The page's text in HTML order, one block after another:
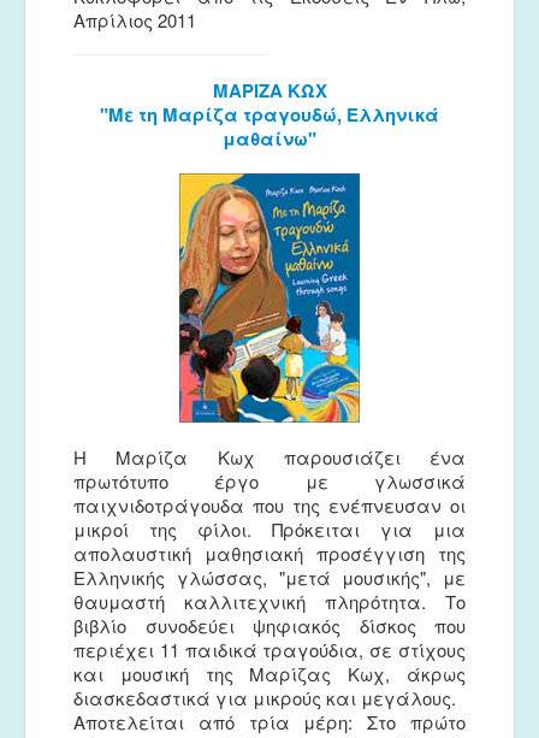
Απρίλιος 2011
ΜΑΡΙΖΑ ΚΩΧ
"Με τη Μαρίζα τραγουδώ, Ελληνικά
μαθαίνω"
Η Μαρίζα Κωχ παρουσιάζει ένα
πρωτότυπο έργο με γλωσσικά
παιχνιδοτράγουδα που της ενέπνευσαν οι
μικροί της φίλοι. Πρόκειται για μια
απολαυστική μαθησιακή προσέγγιση της
Ελληνικής γλώσσας, "μετά μουσικής", με
θαυμαστή καλλιτεχνική πληρότητα. Το
βιβλίο συνοδεύει ψηφιακός δίσκος που
περιέχει 11 παιδικά τραγούδια, σε στίχους
και μουσική της Μαρίζας Κωχ, άκρως
διασκεδαστικά για μικρούς και μεγάλους.
Αποτελείται από τρία μέρη: Στο πρώτο